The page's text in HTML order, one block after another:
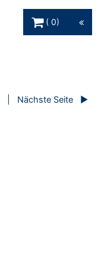
0
Nächste Seite